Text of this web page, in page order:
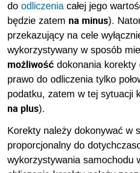
do odliczenia całej jego
będzie zatem na minus).
przekazujący na cele
wykorzystywany w sposób
możliwość dokonania korekty
prawo do odliczenia tylko
podatku, zatem w tej sytuacji
na plus).
Korekty należy dokonywać w
proporcjonalny do
wykorzystywania samochodu